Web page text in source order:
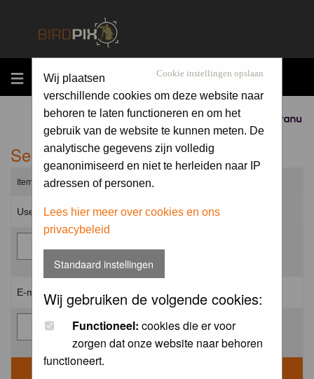
MENU
Sponsored by
Cookie instellingen opslaan
Wij plaatsen
verschillende cookies om deze website naar
behoren te laten functioneren en om het
gebruik van de website te kunnen meten. De
analytische gegevens zijn volledig
geanonimiseerd en niet te herleiden naar IP
adressen of personen.
Lees hier meer over cookies en ons
privacybeleid
Standaard instellingen
Wij gebruiken de volgende cookies:
Functioneel: cookies die er voor
zorgen dat onze website naar behoren
functioneert.
Send me a new password
Items marked with a * are required unless stated otherwise.
Username: *
E-mail address: *